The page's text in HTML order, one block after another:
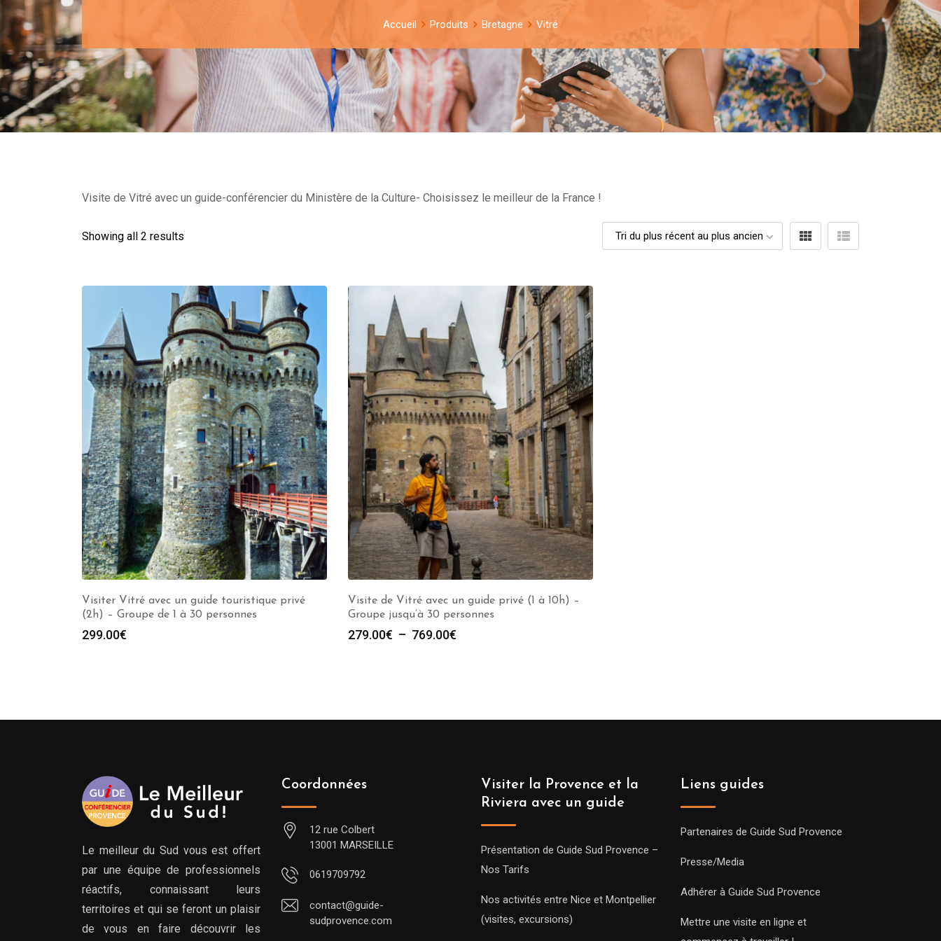
Accueil Produits Bretagne Vitré
Visite de Vitré avec un guide-conférencier du Ministère de la Culture- Choisissez le meilleur de la France !
Showing all 2 results
Visiter Vitré avec un guide touristique privé
(2h) – Groupe de 1 à 30 personnes
299.00€
Visite de Vitré avec un guide privé (1 à 10h) –
Groupe jusqu’à 30 personnes
279.00€ – 769.00€
Le meilleur du Sud vous est offert
par une équipe de professionnels
réactifs, connaissant leurs
territoires et qui se feront un plaisir
de vous en faire découvrir les
Coordonnées
12 rue Colbert
13001 MARSEILLE
0619709792
contact@guide-
sudprovence.com
Visiter la Provence et la
Riviera avec un guide
Présentation de Guide Sud Provence –
Nos Tarifs
Nos activités entre Nice et Montpellier
(visites, excursions)
Liens guides
Partenaires de Guide Sud Provence
Presse/Media
Adhérer à Guide Sud Provence
Mettre une visite en ligne et